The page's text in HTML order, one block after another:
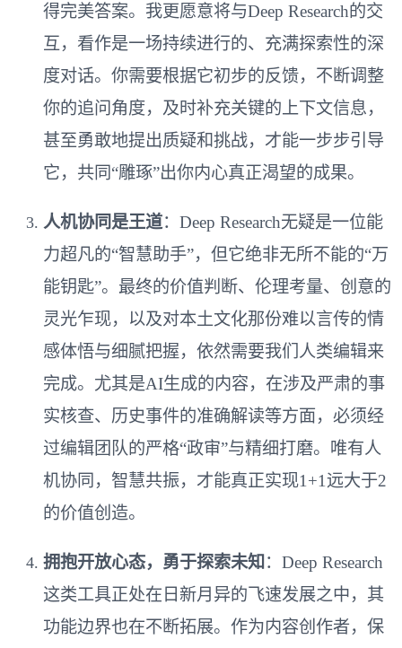
得完美答案。我更愿意将与Deep Research的交
互，看作是一场持续进行的、充满探索性的深
度对话。你需要根据它初步的反馈，不断调整
你的追问角度，及时补充关键的上下文信息，
甚至勇敢地提出质疑和挑战，才能一步步引导
它，共同“雕琢”出你内心真正渴望的成果。
人机协同是王道：Deep Research无疑是一位能
力超凡的“智慧助手”，但它绝非无所不能的“万
能钥匙”。最终的价值判断、伦理考量、创意的
灵光乍现，以及对本土文化那份难以言传的情
感体悟与细腻把握，依然需要我们人类编辑来
完成。尤其是AI生成的内容，在涉及严肃的事
实核查、历史事件的准确解读等方面，必须经
过编辑团队的严格“政审”与精细打磨。唯有人
机协同，智慧共振，才能真正实现1+1远大于2
的价值创造。
拥抱开放心态，勇于探索未知 ：Deep Research
这类工具正处在日新月异的飞速发展之中，其
功能边界也在不断拓展。作为内容创作者，保